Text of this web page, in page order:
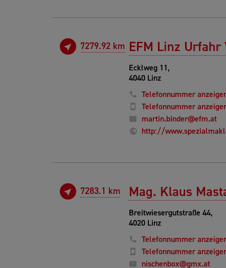
7279.92 km EFM Linz
Ecklweg 11,
4040 Linz
Telefonnummer
Telefonnummer
martin.binder@efm.at
http://
7283.1 km Mag. Klaus
Breitwiesergutstraße 44,
4020 Linz
Telefonnummer
Telefonnummer
nischenbox@gmx.at